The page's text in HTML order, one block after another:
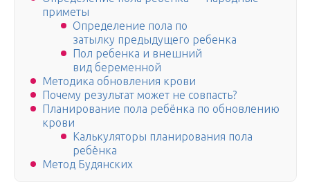
приметы
Определение пола по
затылку предыдущего ребенка
Пол ребенка и внешний
вид беременной
Методика обновления крови
Почему результат может не совпасть?
Планирование пола ребёнка по обновлению
крови
Калькуляторы планирования пола
ребёнка
Метод Будянских